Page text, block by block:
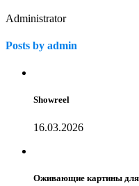
Administrator
Posts by admin
Showreel
16.03.2026
Оживающие картины для